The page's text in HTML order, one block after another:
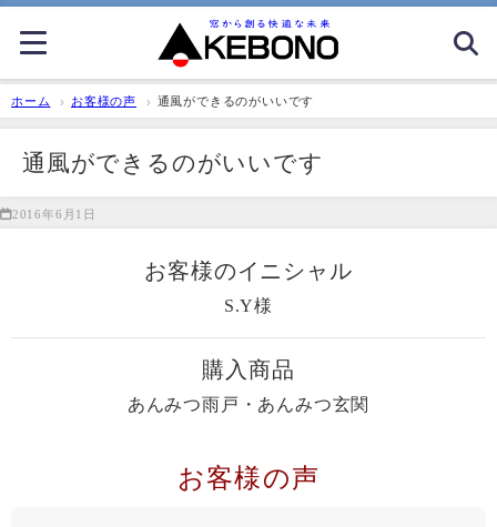
ホーム お客様の声 通風ができるのがいいです
通風ができるのがいいです
2016年6月1日
お客様のイニシャル
S.Y様
購入商品
あんみつ雨戸・あんみつ玄関
お客様の声